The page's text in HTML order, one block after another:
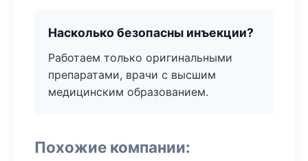
Насколько безопасны инъекции?
Работаем только оригинальными
препаратами, врачи с высшим
медицинским образованием.
Похожие компании: